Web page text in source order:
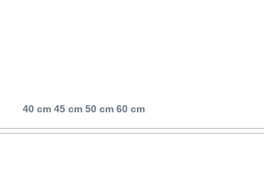
40 cm 45 cm 50 cm 60 cm